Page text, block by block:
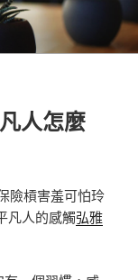
人怎麼
險槓害羞可怕玲
凡人的感觸弘雅